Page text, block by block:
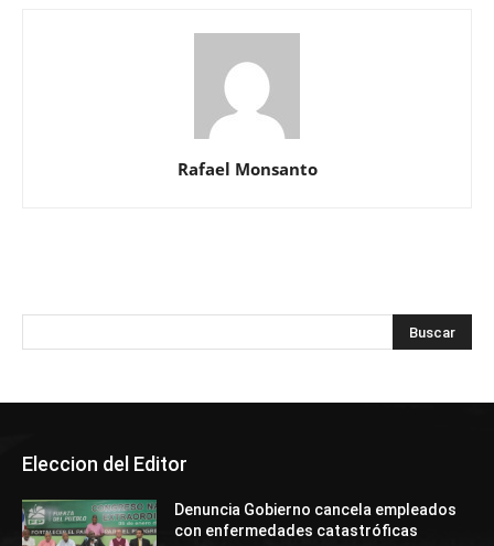
Rafael Monsanto
Eleccion del Editor
Denuncia Gobierno cancela empleados
con enfermedades catastróficas